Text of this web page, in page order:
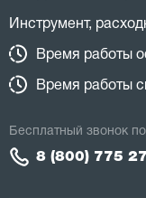
Инструмент,
Время работы
Время работы
Бесплатный звонок
8 (800) 775